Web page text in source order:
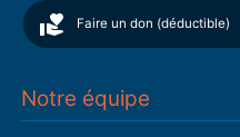
Faire un don (déductible)
Notre équipe